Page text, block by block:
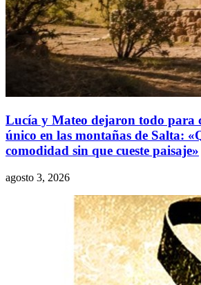
Lucía y Mateo dejaron todo para
único en las montañas de Salta:
comodidad sin que cueste paisaje»
agosto 3, 2026